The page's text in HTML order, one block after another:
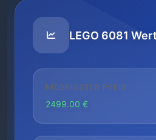
LEGO 6081
NIEDRIGSTER PREIS
2499.00 €